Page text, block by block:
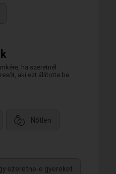
ha szeretnél
aki ezt állította be.
Nőtlen
szeretne-e gyereket